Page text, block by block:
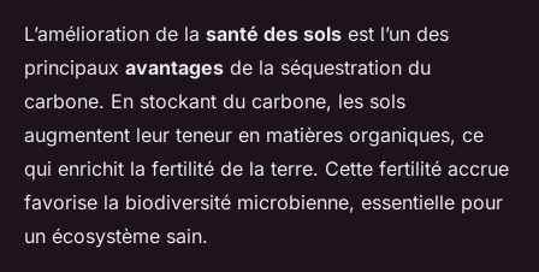
L’amélioration de la santé des sols est l’un des
principaux avantages de la séquestration du
carbone. En stockant du carbone, les sols
augmentent leur teneur en matières organiques, ce
qui enrichit la fertilité de la terre. Cette fertilité accrue
favorise la biodiversité microbienne, essentielle pour
un écosystème sain.